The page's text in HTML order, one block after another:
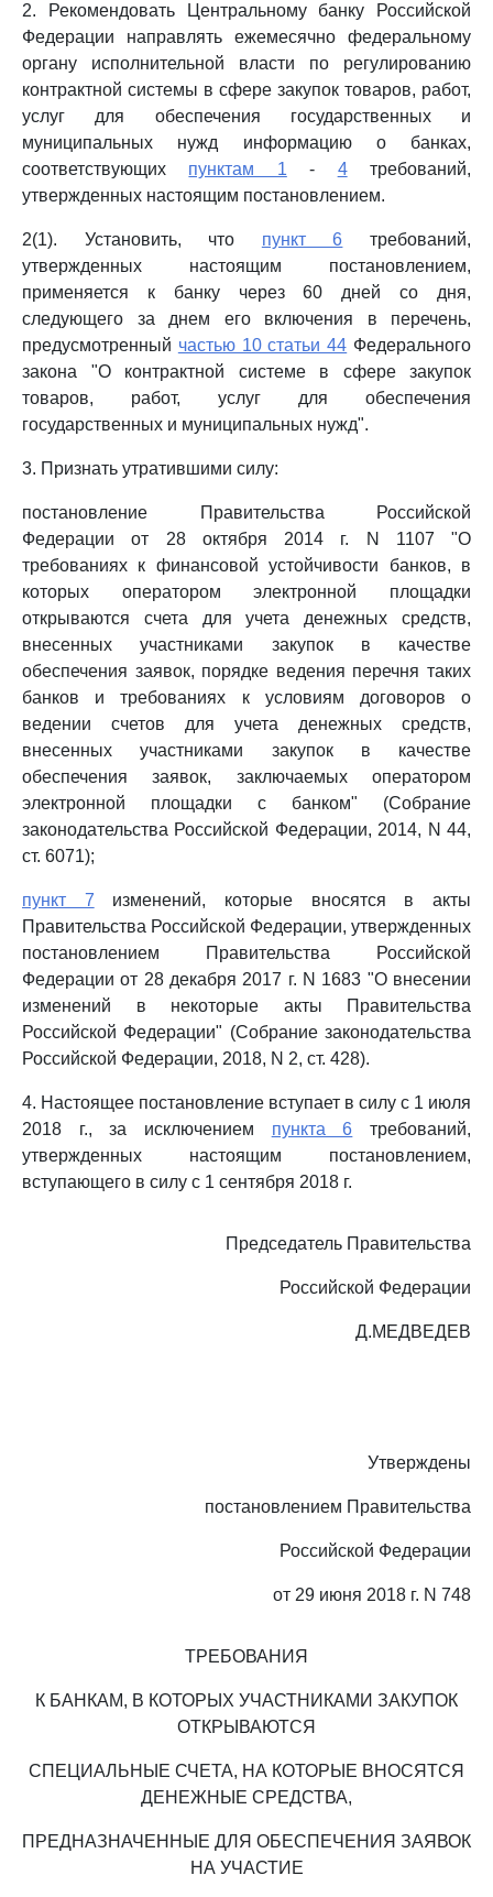
2. Рекомендовать Центральному банку Российской
Федерации направлять ежемесячно федеральному
органу исполнительной власти по регулированию
контрактной системы в сфере закупок товаров, работ,
услуг для обеспечения государственных и
муниципальных нужд информацию о банках,
соответствующих пунктам 1 - 4требований,
утвержденных настоящим постановлением.
2(1). Установить, что пункт 6 требований,
утвержденных настоящим постановлением,
применяется к банку через 60 дней со дня,
следующего за днем его включения в перечень,
предусмотренный частью 10 статьи 44 Федерального
закона "О контрактной системе в сфере закупок
товаров, работ, услуг для обеспечения
государственных и муниципальных нужд".
3. Признать утратившими силу:
постановление Правительства Российской
Федерации от 28 октября 2014 г. N 1107 "О
требованиях к финансовой устойчивости банков, в
которых оператором электронной площадки
открываются счета для учета денежных средств,
внесенных участниками закупок в качестве
обеспечения заявок, порядке ведения перечня таких
банков и требованиях к условиям договоров о
ведении счетов для учета денежных средств,
внесенных участниками закупок в качестве
обеспечения заявок, заключаемых оператором
электронной площадки с банком" (Собрание
законодательства Российской Федерации, 2014, N 44,
ст. 6071);
пункт 7 изменений, которые вносятся в акты
Правительства Российской Федерации, утвержденных
постановлением Правительства Российской
Федерации от 28 декабря 2017 г. N 1683 "О внесении
изменений в некоторые акты Правительства
Российской Федерации" (Собрание законодательства
Российской Федерации, 2018, N 2, ст. 428).
4. Настоящее постановление вступает в силу с 1 июля
2018 г., за исключением пункта 6 требований,
утвержденных настоящим постановлением,
вступающего в силу с 1 сентября 2018 г.
Председатель Правительства
Российской Федерации
Д.МЕДВЕДЕВ
Утверждены
постановлением Правительства
Российской Федерации
от 29 июня 2018 г. N 748
ТРЕБОВАНИЯ
К БАНКАМ, В КОТОРЫХ УЧАСТНИКАМИ ЗАКУПОК
ОТКРЫВАЮТСЯ
СПЕЦИАЛЬНЫЕ СЧЕТА, НА КОТОРЫЕ ВНОСЯТСЯ
ДЕНЕЖНЫЕ СРЕДСТВА,
ПРЕДНАЗНАЧЕННЫЕ ДЛЯ ОБЕСПЕЧЕНИЯ ЗАЯВОК
НА УЧАСТИЕ